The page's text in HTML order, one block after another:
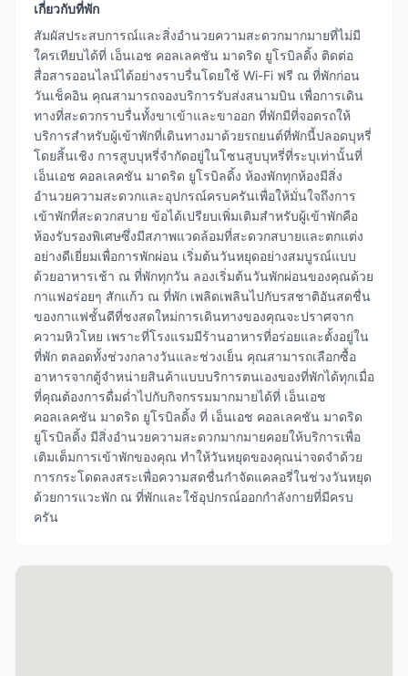
เกี่ยวกับที่พัก
สัมผัสประสบการณ์และสิ่งอำนวยความสะดวกมากมายที่ไม่มี
ใครเทียบได้ที่ เอ็นเอช คอลเลคชัน มาดริด ยูโรบิลดิ้ง ติดต่อ
สื่อสารออนไลน์ได้อย่างราบรื่นโดยใช้ Wi-Fi ฟรี ณ ที่พักก่อน
วันเช็คอิน คุณสามารถจองบริการรับส่งสนามบิน เพื่อการเดิน
ทางที่สะดวกราบรื่นทั้งขาเข้าและขาออก ที่พักมีที่จอดรถให้
บริการสำหรับผู้เข้าพักที่เดินทางมาด้วยรถยนต์ที่พักนี้ปลอดบุหรี่
โดยสิ้นเชิง การสูบบุหรี่จำกัดอยู่ในโซนสูบบุหรี่ที่ระบุเท่านั้นที่
เอ็นเอช คอลเลคชัน มาดริด ยูโรบิลดิ้ง ห้องพักทุกห้องมีสิ่ง
อำนวยความสะดวกและอุปกรณ์ครบครันเพื่อให้มั่นใจถึงการ
เข้าพักที่สะดวกสบาย ข้อได้เปรียบเพิ่มเติมสำหรับผู้เข้าพักคือ
ห้องรับรองพิเศษซึ่งมีสภาพแวดล้อมที่สะดวกสบายและตกแต่ง
อย่างดีเยี่ยมเพื่อการพักผ่อน เริ่มต้นวันหยุดอย่างสมบูรณ์แบบ
ด้วยอาหารเช้า ณ ที่พักทุกวัน ลองเริ่มต้นวันพักผ่อนของคุณด้วย
กาแฟอร่อยๆ สักแก้ว ณ ที่พัก เพลิดเพลินไปกับรสชาติอันสดชื่น
ของกาแฟชั้นดีที่ชงสดใหม่การเดินทางของคุณจะปราศจาก
ความหิวโหย เพราะที่โรงแรมมีร้านอาหารที่อร่อยและตั้งอยู่ใน
ที่พัก ตลอดทั้งช่วงกลางวันและช่วงเย็น คุณสามารถเลือกซื้อ
อาหารจากตู้จำหน่ายสินค้าแบบบริการตนเองของที่พักได้ทุกเมื่อ
ที่คุณต้องการดื่มด่ำไปกับกิจกรรมมากมายได้ที่ เอ็นเอช
คอลเลคชัน มาดริด ยูโรบิลดิ้ง ที่ เอ็นเอช คอลเลคชัน มาดริด
ยูโรบิลดิ้ง มีสิ่งอำนวยความสะดวกมากมายคอยให้บริการเพื่อ
เติมเต็มการเข้าพักของคุณ ทำให้วันหยุดของคุณน่าจดจำด้วย
การกระโดดลงสระเพื่อความสดชื่นกำจัดแคลอรี่ในช่วงวันหยุด
ด้วยการแวะพัก ณ ที่พักและใช้อุปกรณ์ออกกำลังกายที่มีครบ
ครัน